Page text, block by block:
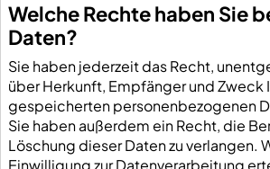
Welche Rechte haben Sie
Daten?
Sie haben jederzeit das Recht,
über Herkunft, Empfänger und Zweck
gespeicherten personenbezogenen
Sie haben außerdem ein Recht, die
Löschung dieser Daten zu verlangen.
Einwilligung zur Datenverarbeitung